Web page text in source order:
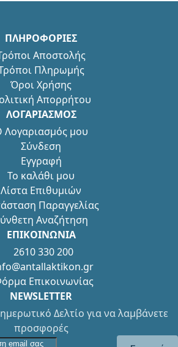
ΠΛΗΡΟΦΟΡΙΕΣ
Αποστολής
Πληρωμής
Όροι Χρήσης
Απορρήτου
ΛΟΓΑΡΙΑΣΜΟΣ
Λογαριασμός μου
Σύνδεση
Εγγραφή
Το καλάθι μου
Λίστα Επιθυμιών
Παραγγελίας
Αναζήτηση
ΕΠΙΚΟΙΝΩΝΙΑ
2610 330 200
Επικοινωνίας
NEWSLETTER
Δελτίο για να λαμβάνετε
προσφορές